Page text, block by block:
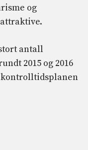
og
antall
2015 og 2016
kontrolltidsplanen